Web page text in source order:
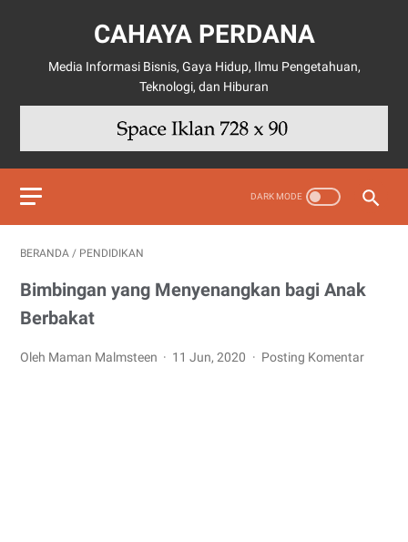
CAHAYA PERDANA
Media Informasi Bisnis, Gaya Hidup, Ilmu Pengetahuan,
Teknologi, dan Hiburan
BERANDA / PENDIDIKAN
Bimbingan yang Menyenangkan bagi Anak
Berbakat
Oleh Maman Malmsteen 11 Jun, 2020 Posting Komentar